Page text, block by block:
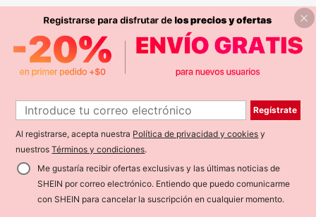
Regístrate
Al registrarse, acepta nuestra Política de privacidad y cookies y
nuestrosTérminos y condiciones.
Me gustaría recibir ofertas exclusivas y las últimas noticias de
SHEIN por correo electrónico. Entiendo que puedo comunicarme
con SHEIN para cancelar la suscripción en cualquier momento.